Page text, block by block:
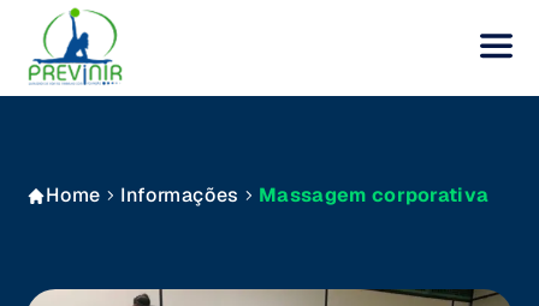
Home Informações Massagem corporativa